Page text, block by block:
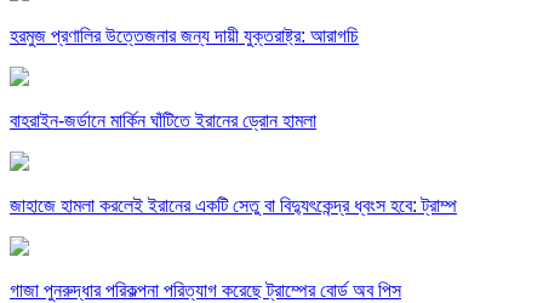
হরমুজ প্রণালির উত্তেজনার জন্য দায়ী যুক্তরাষ্ট্র: আরাগচি
বাহরাইন-জর্ডানে মার্কিন ঘাঁটিতে ইরানের ড্রোন হামলা
জাহাজে হামলা করলেই ইরানের একটি সেতু বা বিদ্যুৎকেন্দ্র ধ্বংস হবে: ট্রাম্প
গাজা পুনরুদ্ধার পরিকল্পনা পরিত্যাগ করেছে ট্রাম্পের বোর্ড অব পিস